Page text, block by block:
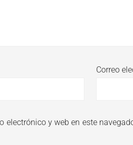
Correo
electrónico y web en este